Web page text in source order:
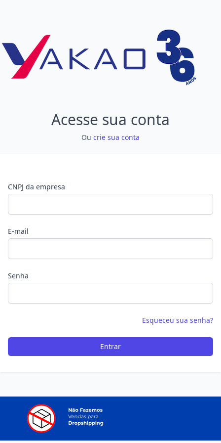
Acesse sua conta
Ou crie sua conta
CNPJ da empresa
E-mail
Senha
Esqueceu sua senha?